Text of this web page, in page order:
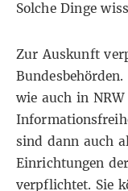
Solche Dinge
Zur Auskunft
wie auch in
sind dann auch
Einrichtungen
verpflichtet. Sie